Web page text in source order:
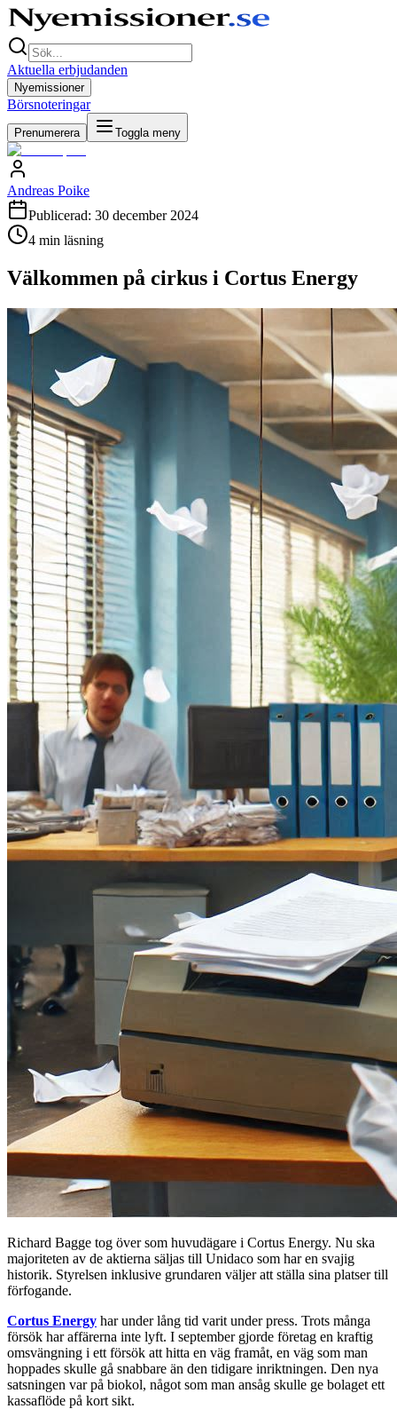
Aktuella erbjudanden
Nyemissioner
Börsnoteringar
Prenumerera Toggla meny
Andreas Poike
Publicerad: 30 december 2024
4 min läsning
Välkommen på cirkus i Cortus Energy
Richard Bagge tog över som huvudägare i Cortus Energy. Nu ska
majoriteten av de aktierna säljas till Unidaco som har en svajig
historik. Styrelsen inklusive grundaren väljer att ställa sina platser till
förfogande.
Cortus Energy har under lång tid varit under press. Trots många
försök har affärerna inte lyft. I september gjorde företag en kraftig
omsvängning i ett försök att hitta en väg framåt, en väg som man
hoppades skulle gå snabbare än den tidigare inriktningen. Den nya
satsningen var på biokol, något som man ansåg skulle ge bolaget ett
kassaflöde på kort sikt.